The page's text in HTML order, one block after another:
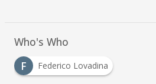
Who's Who
F
Federico Lovadina